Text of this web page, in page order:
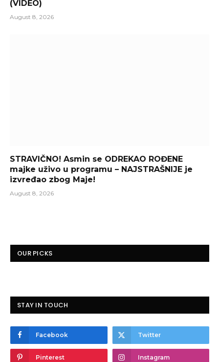
(VIDEO)
August 8, 2026
STRAVIČNO! Asmin se ODREKAO ROĐENE
majke uživo u programu – NAJSTRAŠNIJE je
izvređao zbog Maje!
August 8, 2026
OUR PICKS
STAY IN TOUCH
Facebook Twitter
Pinterest Instagram